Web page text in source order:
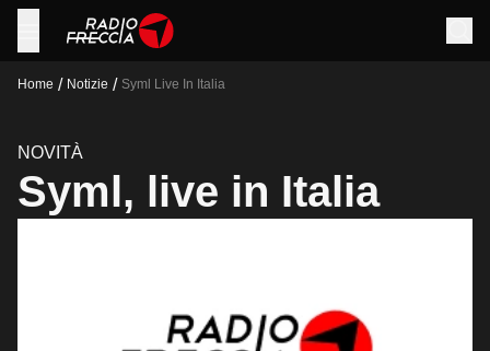
Home / Notizie / Syml Live In Italia
NOVITÀ
Syml, live in Italia